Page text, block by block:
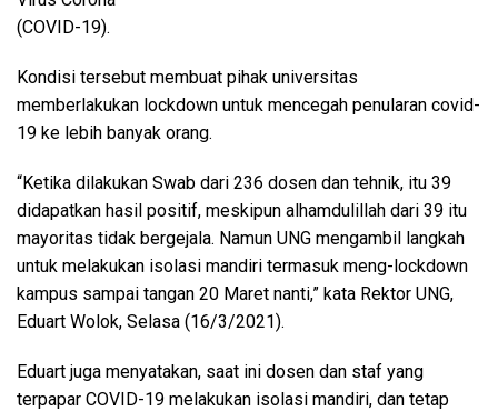
(COVID-19).
Kondisi tersebut membuat pihak universitas
memberlakukan lockdown untuk mencegah penularan covid-
19 ke lebih banyak orang.
“Ketika dilakukan Swab dari 236 dosen dan tehnik, itu 39
didapatkan hasil positif, meskipun alhamdulillah dari 39 itu
mayoritas tidak bergejala. Namun UNG mengambil langkah
untuk melakukan isolasi mandiri termasuk meng-lockdown
kampus sampai tangan 20 Maret nanti,” kata Rektor UNG,
Eduart Wolok, Selasa (16/3/2021).
Eduart juga menyatakan, saat ini dosen dan staf yang
terpapar COVID-19 melakukan isolasi mandiri, dan tetap